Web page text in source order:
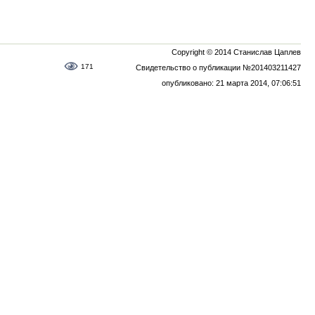
Copyright © 2014 Станислав Цаплев
Свидетельство о публикации №201403211427
опубликовано: 21 марта 2014, 07:06:51
171